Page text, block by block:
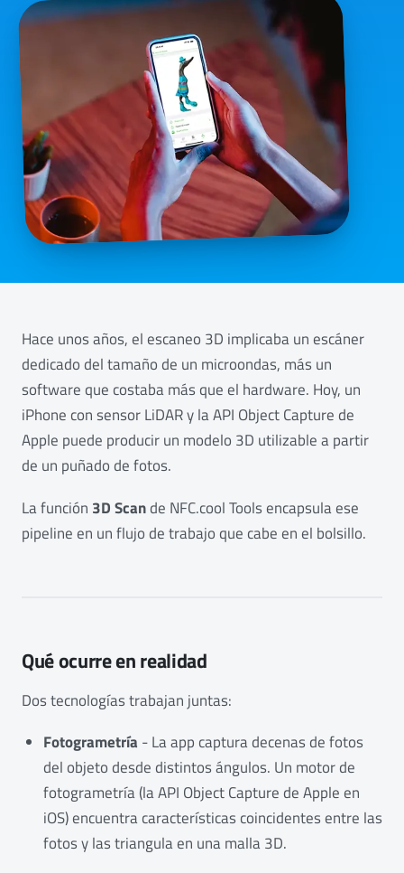
Hace unos años, el escaneo 3D implicaba un escáner
dedicado del tamaño de un microondas, más un
software que costaba más que el hardware. Hoy, un
iPhone con sensor LiDAR y la API Object Capture de
Apple puede producir un modelo 3D utilizable a partir
de un puñado de fotos.
La función 3D Scande NFC.cool Tools encapsula ese
pipeline en un flujo de trabajo que cabe en el bolsillo.
Qué ocurre en realidad
Dos tecnologías trabajan juntas:
Fotogrametría - La app captura decenas de fotos
del objeto desde distintos ángulos. Un motor de
fotogrametría (la API Object Capture de Apple en
iOS) encuentra características coincidentes entre las
fotos y las triangula en una malla 3D.